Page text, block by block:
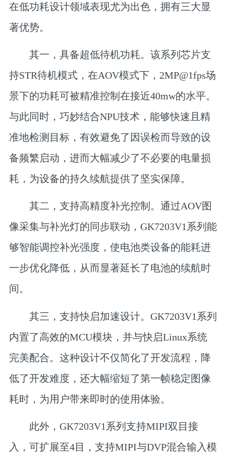
在低功耗设计领域表现尤为出色，拥有三大显
著优势。
其一，具备超低待机功耗。 该系列芯片支
持STR待机模式，在AOV模式下，2MP@1fps场
景下的功耗可被精准控制在接近40mw的水平。
与此同时，巧妙结合NPU技术，能够快速且精
准地检测目标，有效避免了因误检而导致的设
备频繁启动，进而大幅减少了不必要的电量损
耗，为设备的持久续航提供了坚实保障。
其二，支持高精度补光控制。 通过AOV图
像采集与补光灯的同步联动，GK7203V1系列能
够智能调控补光强度，使电池类设备的能耗进
一步优化降低，从而显著延长了电池的续航时
间。
其三，支持快启加速设计。 GK7203V1系列
内置了高效的MCU模块，并与快启Linux系统
完美配合。这种设计不仅简化了开发流程，降
低了开发难度，还大幅缩短了第一帧稳定图像
耗时，为用户带来即时的使用体验。
此外，GK7203V1系列支持MIPI双目接
入，可扩展至4目，支持MIPI与DVP混合输入模